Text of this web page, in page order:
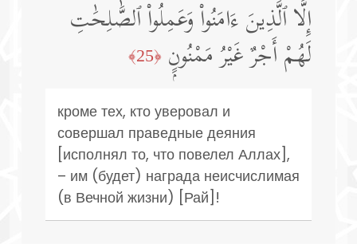
إِلَّا ٱلَّذِينَ ءَامَنُوا۟ وَعَمِلُوا۟ ٱلصَّٰلِحَٰتِ
لَهُمْ أَجْرٌ غَيْرُ مَمْنُونٍۭ ﴿25﴾
кроме тех, кто уверовал и
совершал праведные деяния
[исполнял то, что повелел Аллах],
– им (будет) награда неисчислимая
(в Вечной жизни) [Рай]!